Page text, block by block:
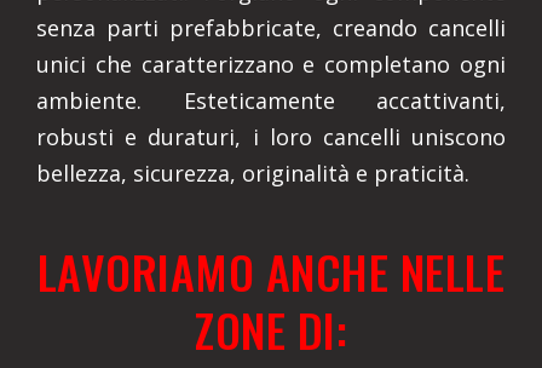
senza parti prefabbricate, creando cancelli
unici che caratterizzano e completano ogni
ambiente. Esteticamente accattivanti,
robusti e duraturi, i loro cancelli uniscono
bellezza, sicurezza, originalità e praticità.
LAVORIAMO ANCHE NELLE
ZONE DI: